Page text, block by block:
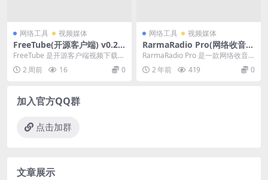
网络工具 视频媒体
FreeTube(开源客户端) v0.25.
1.7561 中文便携版
FreeTube 是开源客户端视频下载软
件，无需打开官方网站与原版应用
即可浏览播...
2 周前 16 0
网络工具 视频媒体
RarmaRadio Pro(网络收音机
广播电台) v2.75.9 中文破解便
携式版
RarmaRadio Pro 是一款网络收音
机软件。此软件可让您收听和录制
世界各...
2 年前 419 0
加入官方QQ群
点击加群
文章展示